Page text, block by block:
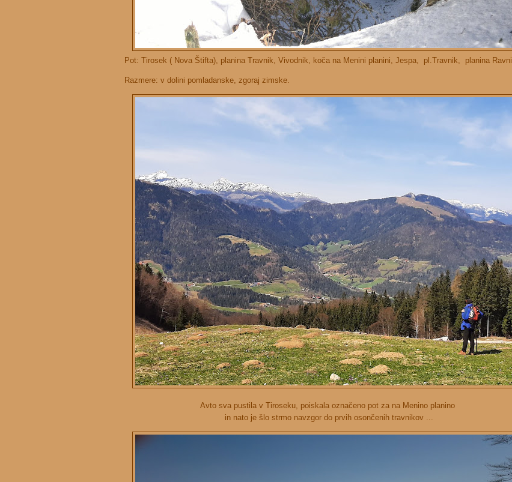
Pot: Tirosek ( Nova Štifta), planina Travnik, Vivodnik, koča na Menini planini, Jespa, pl.Travnik, planina Ravni
Razmere: v dolini pomladanske, zgoraj zimske.
Avto sva pustila v Tiroseku, poiskala označeno pot za na Menino planino
in nato je šlo strmo navzgor do prvih osončenih travnikov ...